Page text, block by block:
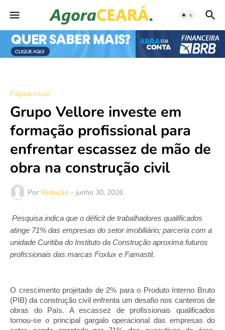
Página inicial
Grupo Vellore investe em
formação profissional para
enfrentar escassez de mão de
obra na construção civil
Por Redação - junho 30, 2026
Pesquisa indica que o déficit de trabalhadores qualificados
atinge 71% das empresas do setor imobiliário; parceria com a
unidade Curitiba do Instituto da Construção aproxima futuros
profissionais das marcas Foxlux e Famastil.
O crescimento projetado de 2% para o Produto Interno Bruto
(PIB) da construção civil enfrenta um desafio nos canteiros de
obras do País. A escassez de profissionais qualificados
tornou-se o principal gargalo operacional das empresas do